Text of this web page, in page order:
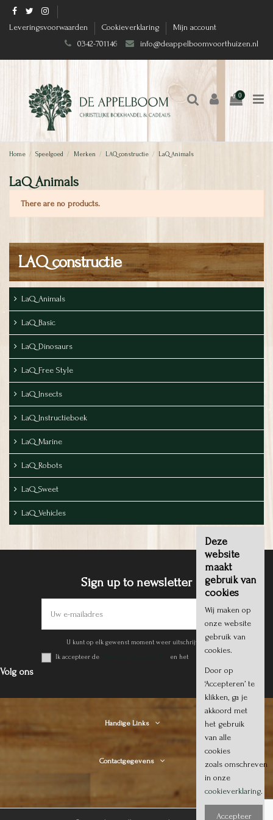
Leveringsvoorwaarden Cookieverklaring
Mijn account
0342-701146
info@deappelboomvoorthuizen.nl
0
Home Speelgoed Merken LAQ constructie LaQ Animals
LaQ Animals
There are no products.
LAQ constructie
LaQ Animals
LaQ Basic
LaQ Dinosaurs
LaQ Free Style
LaQ Insects
LaQ Instructieboek
LaQ Marine
LaQ Robots
LaQ Sweet
LaQ Vehicles
Sign up to newsletter
U kunt op elk gewenst moment weer uitschrijven.
Ik accepteer de
en het
Volg ons
Handige Links
Contactgegevens
Deze
website
maakt
gebruik van
cookies
Wij maken op
onze website
gebruik van
cookies.
Door op
‘Accepteren’ te
klikken, ga je
akkoord met
het gebruik
van alle
cookies
zoals omschreven
in onze
cookieverklaring.
Accepteer